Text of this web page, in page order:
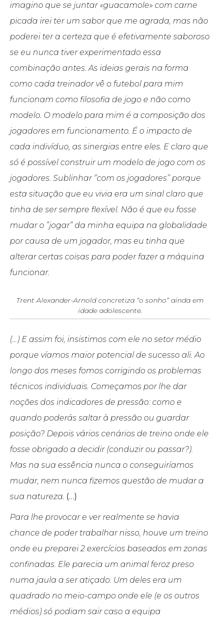
imagino que se juntar «guacamole» com carne
picada irei ter um sabor que me agrada, mas não
poderei ter a certeza que é efetivamente saboroso
se eu nunca tiver experimentado essa
combinação antes. As ideias gerais na forma
como cada treinador vê o futebol para mim
funcionam como filosofia de jogo e não como
modelo. O modelo para mim é a composição dos
jogadores em funcionamento. É o impacto de
cada indivíduo, as sinergias entre eles. E claro que
só é possível construir um modelo de jogo com os
jogadores. Sublinhar ‘’com os jogadores’’ porque
esta situação que eu vivia era um sinal claro que
tinha de ser sempre flexível. Não é que eu fosse
mudar o ”jogar” da minha equipa na globalidade
por causa de um jogador, mas eu tinha que
alterar certas coisas para poder fazer a máquina
funcionar.
Trent Alexander-Arnold concretiza “o sonho” ainda em
idade adolescente.
(…) E assim foi, insistimos com ele no setor médio
porque víamos maior potencial de sucesso ali. Ao
longo dos meses fomos corrigindo os problemas
técnicos individuais. Começamos por lhe dar
noções dos indicadores de pressão: como e
quando poderás saltar à pressão ou guardar
posição? Depois vários cenários de treino onde ele
fosse obrigado a decidir (conduzir ou passar?).
Mas na sua essência nunca o conseguiríamos
mudar, nem nunca fizemos questão de mudar a
sua natureza. (…)
Para lhe provocar e ver realmente se havia
chance de poder trabalhar nisso, houve um treino
onde eu preparei 2 exercícios baseados em zonas
confinadas. Ele parecia um animal feroz preso
numa jaula a ser atiçado. Um deles era um
quadrado no meio-campo onde ele (e os outros
médios) só podiam sair caso a equipa